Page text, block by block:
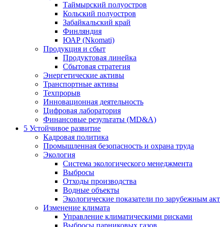
Таймырский полуостров
Кольский полуостров
Забайкальский край
Финляндия
ЮАР (Nkomati)
Продукция и сбыт
Продуктовая линейка
Сбытовая стратегия
Энергетические активы
Транспортные активы
Техпрорыв
Инновационная деятельность
Цифровая лаборатория
Финансовые результаты (MD&A)
5 Устойчивое развитие
Кадровая политика
Промышленная безопасность и охрана труда
Экология
Система экологического менеджмента
Выбросы
Отходы производства
Водные объекты
Экологические показатели по зарубежным
Изменение климата
Управление климатическими рисками
Выбросы парниковых газов